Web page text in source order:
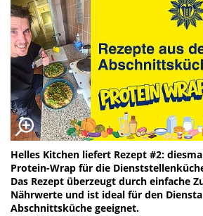
Helles Kitchen liefert Rezept #2:
Protein-Wrap für die
Das Rezept überzeugt durch einfache
Nährwerte und ist ideal für den
Abschnittsküche geeignet.